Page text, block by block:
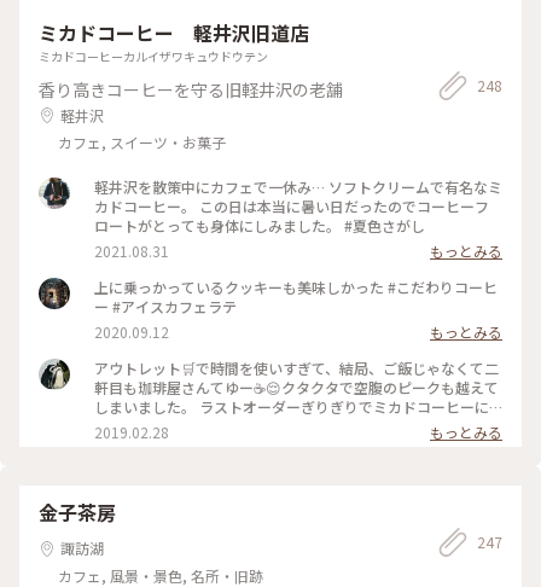
ミカドコーヒー 軽井沢旧道店
ミカドコーヒーカルイザワキュウドウテン
香り高きコーヒーを守る旧軽井沢の老舗
軽井沢
カフェ, スイーツ・お菓子
248
軽井沢を散策中にカフェで一休み… ソフトクリームで有名なミ
カドコーヒー。 この日は本当に暑い日だったのでコーヒーフ
ロートがとっても身体にしみました。 #夏色さがし
2021.08.31
もっとみる
上に乗っかっているクッキーも美味しかった #こだわりコーヒ
ー #アイスカフェラテ
2020.09.12
もっとみる
アウトレット🛒で時間を使いすぎて、結局、ご飯じゃなくて二
軒目も珈琲屋さんてゆー☕️😌クタクタで空腹のピークも越えて
しまいました。 ラストオーダーぎりぎりでミカドコーヒーに
すべり込み。 ｢ここは常連さんの席なので、普段は中々ご案内
出来ないんですよ～☺️｣って。これから暖かくなってくるとほ
ちゃんで撮られてました😅｣って💦 恐るべしJK💦 #軽井沢 #ミ
カドコーヒー #素敵な二人
2019.02.28 もっとみる
金子茶房
諏訪湖
カフェ, 風景・景色, 名所・旧跡
247